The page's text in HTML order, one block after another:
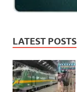
LATEST POSTS